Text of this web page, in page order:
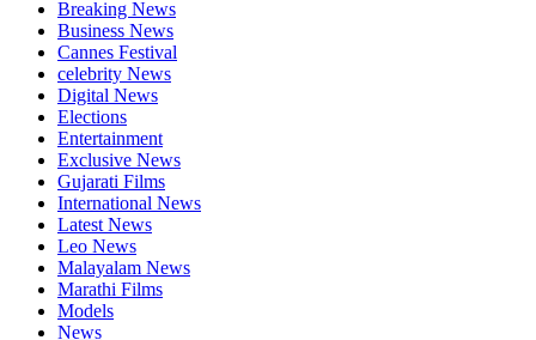
Breaking News
Business News
Cannes Festival
celebrity News
Digital News
Elections
Entertainment
Exclusive News
Gujarati Films
International News
Latest News
Leo News
Malayalam News
Marathi Films
Models
News